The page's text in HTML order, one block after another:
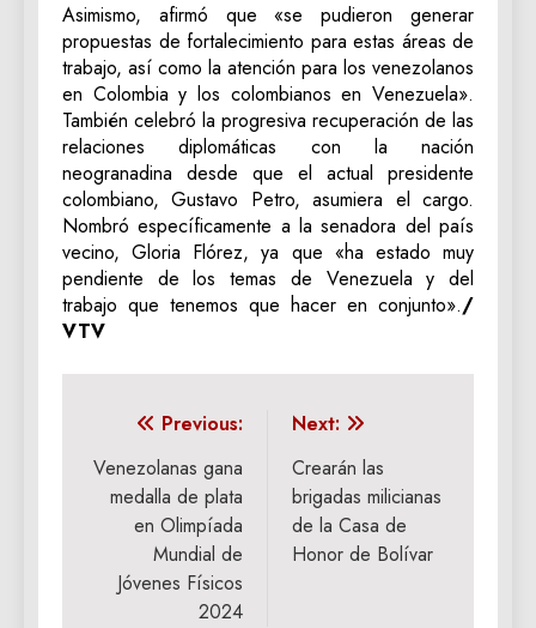
Asimismo, afirmó que «se pudieron generar
propuestas de fortalecimiento para estas áreas de
trabajo, así como la atención para los venezolanos
en Colombia y los colombianos en Venezuela».
También celebró la progresiva recuperación de las
relaciones diplomáticas con la nación
neogranadina desde que el actual presidente
colombiano, Gustavo Petro, asumiera el cargo.
Nombró específicamente a la senadora del país
vecino, Gloria Flórez, ya que «ha estado muy
pendiente de los temas de Venezuela y del
trabajo que tenemos que hacer en conjunto»./
VTV
Navegación
de
entradas
Previous:
Venezolanas gana
medalla de plata
en Olimpíada
Mundial de
Jóvenes Físicos
2024
Next:
Crearán las
brigadas milicianas
de la Casa de
Honor de Bolívar